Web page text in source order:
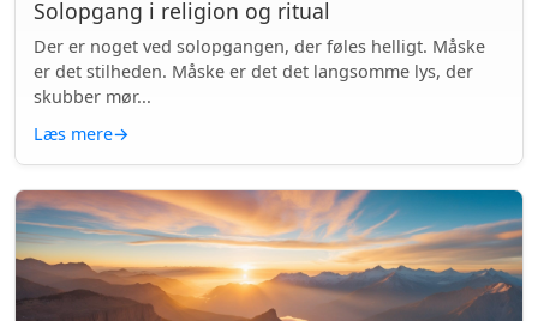
Solopgang i religion og ritual
Der er noget ved solopgangen, der føles helligt. Måske
er det stilheden. Måske er det det langsomme lys, der
skubber mør...
Læs mere→